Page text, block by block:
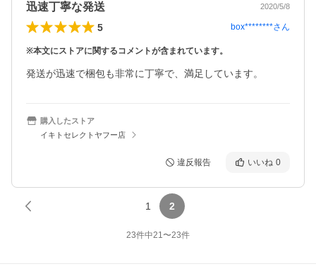
迅速丁寧な発送 2020/5/8
5 box********さん
※本文にストアに関するコメントが含まれています。
発送が迅速で梱包も非常に丁寧で、満足しています。
購入したストア
イキトセレクトヤフー店
違反報告 いいね 0
1 2
23件中21〜23件